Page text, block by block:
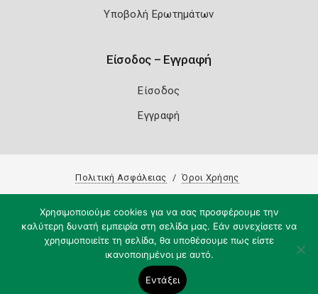
Υποβολή Ερωτημάτων
Είσοδος – Εγγραφή
Είσοδος
Εγγραφή
Πολιτική Ασφάλειας Όροι Χρήσης
Χρησιμοποιούμε cookies για να σας προσφέρουμε την
καλύτερη δυνατή εμπειρία στη σελίδα μας. Εάν συνεχίσετε να
χρησιμοποιείτε τη σελίδα, θα υποθέσουμε πως είστε
ικανοποιημένοι με αυτό.
Εντάξει